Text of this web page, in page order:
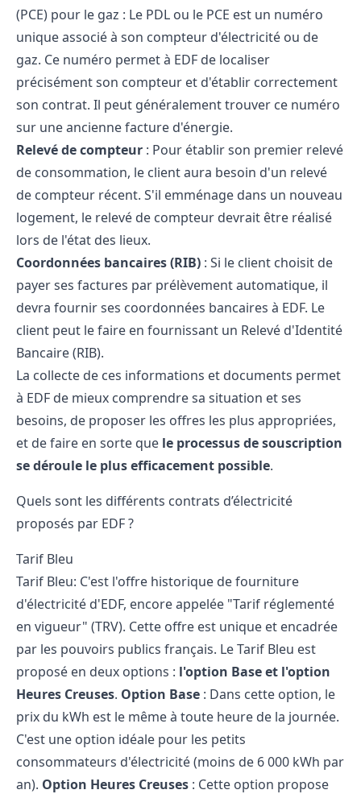
(PCE) pour le gaz : Le PDL ou le PCE est un numéro
unique associé à son compteur d'électricité ou de
gaz. Ce numéro permet à EDF de localiser
précisément son compteur et d'établir correctement
son contrat. Il peut généralement trouver ce numéro
sur une ancienne facture d'énergie.
Relevé de compteur : Pour établir son premier relevé
de consommation, le client aura besoin d'un relevé
de compteur récent. S'il emménage dans un nouveau
logement, le relevé de compteur devrait être réalisé
lors de l'état des lieux.
Coordonnées bancaires (RIB) : Si le client choisit de
payer ses factures par prélèvement automatique, il
devra fournir ses coordonnées bancaires à EDF. Le
client peut le faire en fournissant un Relevé d'Identité
Bancaire (RIB).
La collecte de ces informations et documents permet
à EDF de mieux comprendre sa situation et ses
besoins, de proposer les offres les plus appropriées,
et de faire en sorte que le processus de souscription
se déroule le plus efficacement possible.
Quels sont les différents contrats d’électricité
proposés par EDF ?
Tarif Bleu
Tarif Bleu: C'est l'offre historique de fourniture
d'électricité d'EDF, encore appelée "Tarif réglementé
en vigueur" (TRV). Cette offre est unique et encadrée
par les pouvoirs publics français. Le Tarif Bleu est
proposé en deux options : l'option Base et l'option
Heures Creuses. Option Base : Dans cette option, le
prix du kWh est le même à toute heure de la journée.
C'est une option idéale pour les petits
consommateurs d'électricité (moins de 6 000 kWh par
an). Option Heures Creuses : Cette option propose